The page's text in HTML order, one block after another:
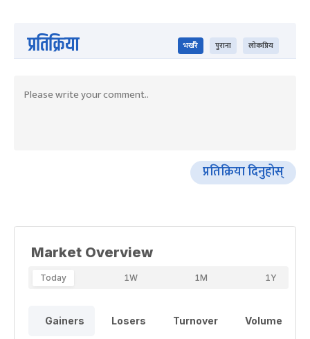
प्रतिक्रिया भर्खरै पुराना लोकप्रिय
प्रतिक्रिया दिनुहोस्